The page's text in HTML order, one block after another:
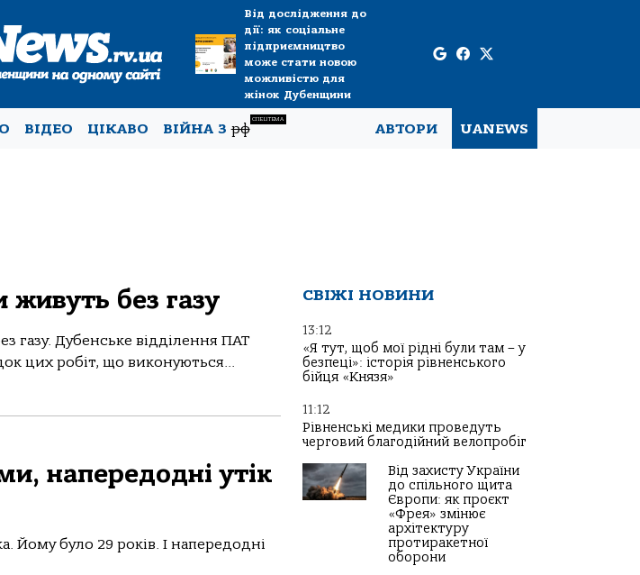
Від дослідження до
дії: як соціальне
підприємництво
може стати новою
можливістю для
жінок Дубенщини
ВІДЕО ЦІКАВО ВІЙНА Зрф
СПЕЦТЕМА
АВТОРИ UANEWS
без газу
газу. Дубенське відділення ПАТ
цих робіт, що виконуються...
напередодні утік
Йому було 29 років. І напередодні
СВІЖІ НОВИНИ
13:12
«Я тут, щоб мої рідні були там – у
безпеці»: історія рівненського
бійця «Князя»
11:12
Рівненські медики проведуть
черговий благодійний велопробіг
Від захисту України
до спільного щита
Європи: як проєкт
«Фрея» змінює
архітектуру
протиракетної
оборони